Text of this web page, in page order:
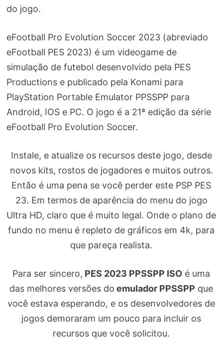
do jogo.
eFootball Pro Evolution Soccer 2023 (abreviado
eFootball PES 2023) é um videogame de
simulação de futebol desenvolvido pela PES
Productions e publicado pela Konami para
PlayStation Portable Emulator PPSSPP para
Android, IOS e PC. O jogo é a 21ª edição da série
eFootball Pro Evolution Soccer.
Instale, e atualize os recursos deste jogo, desde
novos kits, rostos de jogadores e muitos outros.
Então é uma pena se você perder este PSP PES
23. Em termos de aparência do menu do jogo
Ultra HD, claro que é muito legal. Onde o plano de
fundo no menu é repleto de gráficos em 4k, para
que pareça realista.
Para ser sincero, PES 2023 PPSSPP ISO é uma
das melhores versões do emulador PPSSPP que
você estava esperando, e os desenvolvedores de
jogos demoraram um pouco para incluir os
recursos que você solicitou.